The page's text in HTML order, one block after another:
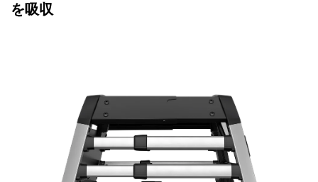
を吸収